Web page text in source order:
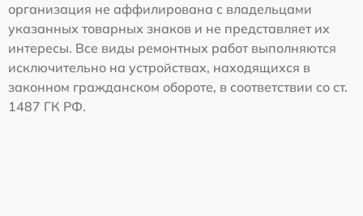
организация не аффилирована с владельцами
указанных товарных знаков и не представляет их
интересы. Все виды ремонтных работ выполняются
исключительно на устройствах, находящихся в
законном гражданском обороте, в соответствии со ст.
1487 ГК РФ.